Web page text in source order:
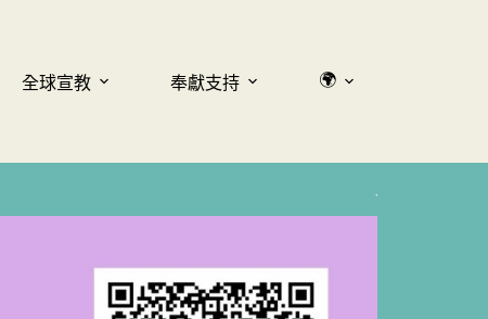
全球宣教 奉獻支持 🌍